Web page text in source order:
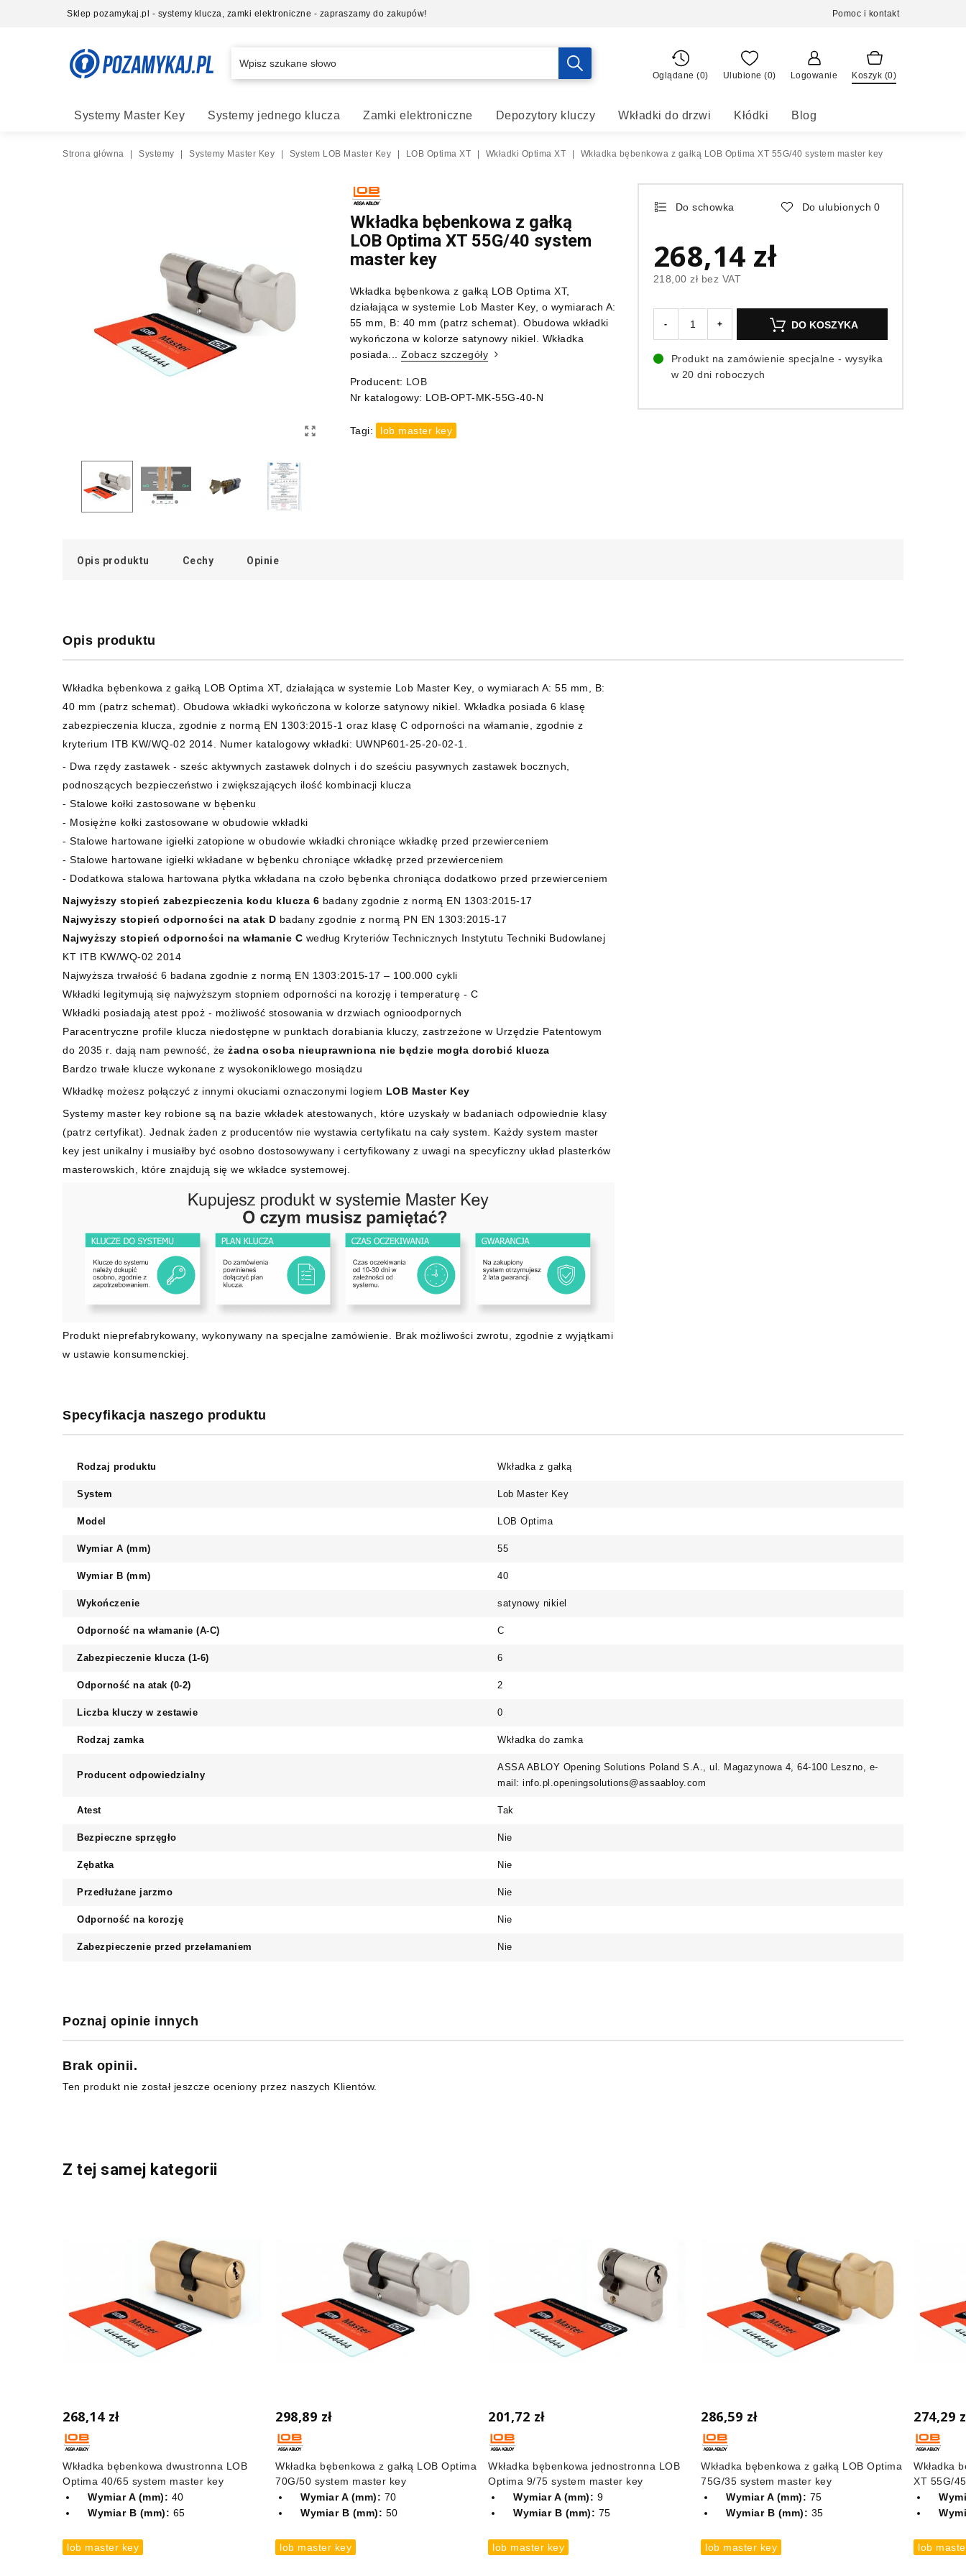
Sklep pozamykaj.pl - systemy klucza, zamki elektroniczne - zapraszamy do zakupów! Pomoc i kontakt
Oglądane (0) Ulubione (0) Logowanie Koszyk (0)
Systemy Master Key Systemy jednego klucza Zamki elektroniczne Depozytory kluczy Wkładki do drzwi Kłódki Blog
Strona główna Systemy Systemy Master Key System LOB Master Key LOB Optima XT Wkładki Optima XT Wkładka bębenkowa z gałką LOB Optima XT 55G/40 system master key
Wkładka bębenkowa z gałką
LOB Optima XT 55G/40 system
master key
Wkładka bębenkowa z gałką LOB Optima XT,
działająca w systemie Lob Master Key, o wymiarach A:
55 mm, B: 40 mm (patrz schemat). Obudowa wkładki
wykończona w kolorze satynowy nikiel. Wkładka
posiada...Zobacz szczegóły
Producent: LOB
Nr katalogowy: LOB-OPT-MK-55G-40-N
Tagi: lob master key
Do schowka Do ulubionych 0
268,14 zł
218,00 zł bez VAT
- + DO KOSZYKA
Produkt na zamówienie specjalne - wysyłka
w 20 dni roboczych
Opis produktu Cechy Opinie
Opis produktu
Wkładka bębenkowa z gałką LOB Optima XT, działająca w systemie Lob Master Key, o wymiarach A: 55 mm, B:
40 mm (patrz schemat). Obudowa wkładki wykończona w kolorze satynowy nikiel. Wkładka posiada 6 klasę
zabezpieczenia klucza, zgodnie z normą EN 1303:2015-1 oraz klasę C odporności na włamanie, zgodnie z
kryterium ITB KW/WQ-02 2014. Numer katalogowy wkładki: UWNP601-25-20-02-1.
- Dwa rzędy zastawek - sześc aktywnych zastawek dolnych i do sześciu pasywnych zastawek bocznych,
podnoszących bezpieczeństwo i zwiększających ilość kombinacji klucza
- Stalowe kołki zastosowane w bębenku
- Mosiężne kołki zastosowane w obudowie wkładki
- Stalowe hartowane igiełki zatopione w obudowie wkładki chroniące wkładkę przed przewierceniem
- Stalowe hartowane igiełki wkładane w bębenku chroniące wkładkę przed przewierceniem
- Dodatkowa stalowa hartowana płytka wkładana na czoło bębenka chroniąca dodatkowo przed przewierceniem
Najwyższy stopień zabezpieczenia kodu klucza 6 badany zgodnie z normą EN 1303:2015-17
Najwyższy stopień odporności na atak D badany zgodnie z normą PN EN 1303:2015-17
Najwyższy stopień odporności na włamanie C według Kryteriów Technicznych Instytutu Techniki Budowlanej
KT ITB KW/WQ-02 2014
Najwyższa trwałość 6 badana zgodnie z normą EN 1303:2015-17 – 100.000 cykli
Wkładki legitymują się najwyższym stopniem odporności na korozję i temperaturę - C
Wkładki posiadają atest ppoż - możliwość stosowania w drzwiach ognioodpornych
Paracentryczne profile klucza niedostępne w punktach dorabiania kluczy, zastrzeżone w Urzędzie Patentowym
do 2035 r. dają nam pewność, że żadna osoba nieuprawniona nie będzie mogła dorobić klucza
Bardzo trwałe klucze wykonane z wysokoniklowego mosiądzu
Wkładkę możesz połączyć z innymi okuciami oznaczonymi logiem LOB Master Key
Systemy master key robione są na bazie wkładek atestowanych, które uzyskały w badaniach odpowiednie klasy
(patrz certyfikat). Jednak żaden z producentów nie wystawia certyfikatu na cały system. Każdy system master
key jest unikalny i musiałby być osobno dostosowywany i certyfikowany z uwagi na specyficzny układ plasterków
masterowskich, które znajdują się we wkładce systemowej.
Produkt nieprefabrykowany, wykonywany na specjalne zamówienie. Brak możliwości zwrotu, zgodnie z wyjątkami
w ustawie konsumenckiej.
Specyfikacja naszego produktu
Rodzaj produktu Wkładka z gałką
System Lob Master Key
Model LOB Optima
Wymiar A (mm) 55
Wymiar B (mm) 40
Wykończenie satynowy nikiel
Odporność na włamanie (A-C) C
Zabezpieczenie klucza (1-6) 6
Odporność na atak (0-2) 2
Liczba kluczy w zestawie 0
Rodzaj zamka Wkładka do zamka
Producent odpowiedzialny
ASSA ABLOY Opening Solutions Poland S.A., ul. Magazynowa 4, 64-100 Leszno, e-
mail: info.pl.openingsolutions@assaabloy.com
Atest Tak
Bezpieczne sprzęgło Nie
Zębatka Nie
Przedłużane jarzmo Nie
Odporność na korozję Nie
Zabezpieczenie przed przełamaniem Nie
Poznaj opinie innych
Brak opinii.
Ten produkt nie został jeszcze oceniony przez naszych Klientów.
Z tej samej kategorii
268,14 zł
Wkładka bębenkowa dwustronna LOB
Optima 40/65 system master key
Wymiar A (mm): 40
Wymiar B (mm): 65
lob master key
298,89 zł
Wkładka bębenkowa z gałką LOB Optima
70G/50 system master key
Wymiar A (mm): 70
Wymiar B (mm): 50
lob master key
201,72 zł
Wkładka bębenkowa jednostronna LOB
Optima 9/75 system master key
Wymiar A (mm): 9
Wymiar B (mm): 75
lob master key
286,59 zł
Wkładka bębenkowa z gałką LOB Optima
75G/35 system master key
Wymiar A (mm): 75
Wymiar B (mm): 35
lob master key
274,29
Wkładka
XT 55G/
lob